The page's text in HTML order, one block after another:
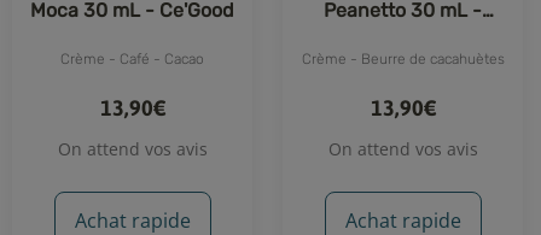
Moca 30 mL - Ce'Good
Crème - Café - Cacao
13,90€
On attend vos avis
Achat rapide
Peanetto 30 mL -
Crème - Beurre de cacahuètes
13,90€
On attend vos avis
Achat rapide